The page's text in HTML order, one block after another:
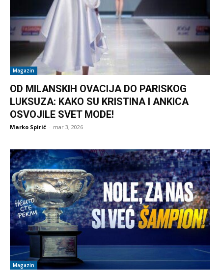
Magazin
OD MILANSKIH OVACIJA DO PARISKOG
LUKSUZA: KAKO SU KRISTINA I ANKICA
OSVOJILE SVET MODE!
Marko Spirić - mar 3, 2026
Magazin